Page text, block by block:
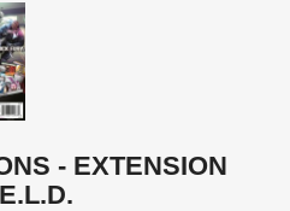
- EXTENSION